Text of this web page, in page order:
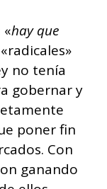
«hay que
no tenía
gobernar y
poner fin
Con
ganando